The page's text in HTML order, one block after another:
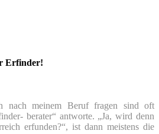
Erfinder!
nach meinem Beruf fragen sind oft
berater“ antworte. „Ja, wird denn
erfunden?“, ist dann meistens die